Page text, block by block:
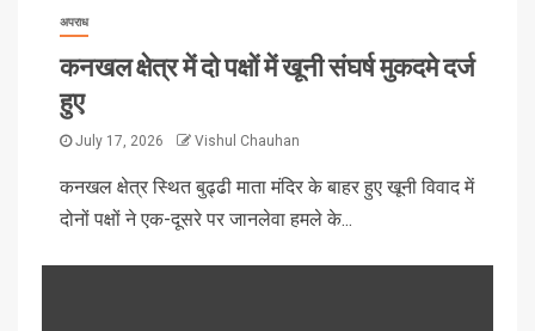
अपराध
कनखल क्षेत्र में दो पक्षों में खूनी संघर्ष मुकदमे दर्ज
हुए
July 17, 2026 Vishul Chauhan
कनखल क्षेत्र स्थित बुढ्ढी माता मंदिर के बाहर हुए खूनी विवाद में
दोनों पक्षों ने एक-दूसरे पर जानलेवा हमले के...